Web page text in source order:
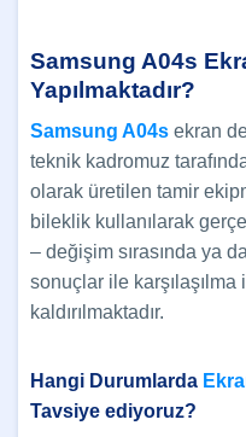
Samsung A04s
Yapılmaktadır?
Samsung A04s ekran
teknik kadromuz
olarak üretilen tamir
bileklik kullanılarak
– değişim sırasında ya
sonuçlar ile karşılaşılma
kaldırılmaktadır.
Hangi Durumlarda
Tavsiye ediyoruz?